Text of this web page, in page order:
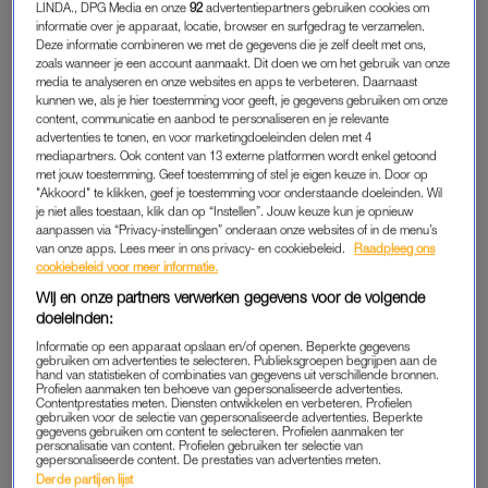
Het nieuwe seizoen vanRobbert RodenburgsOpen Kaart
weer van start gegaan en deze week isLove Island-
presentator Viktor Verhulst te gast. De Belg veroorzaakte in
2019 een ernstig auto-ongeluk, waar hij op wonderbaarlijke
wijze zonder ook maar een schram van wegliep. Nu doet hij uit
de doeken wat er echt is gebeurd.
“Ik zat achter het stuur. Was bijna thuis, maar heel moe. En ik
was de hele tijd in slaap aan het vallen. Heel raar, maar als je
in de auto in slaap valt, laat je het op een gegeven moment
ook los. Dan denk je: ik ga toch even lekker mijn ogen toe
doen. Dat is natuurlijk levensgevaarlijk als je 120 kilometer per
uur aan het rijden bent op de snelweg”, vertelt Viktor.
Als de presentator wakker schrikt, is het te laat. Voor hem
heeft zich namelijk een file gevormd. “Ik gaf een wilde ruk aan
mijn stuur, met mijn rechtervoorkant reed ik een vrachtwagen
aan. Ik ging vier keer over de kop en eindigde
ondersteboven.”
LINDA., DPG Media en onze92 advertentiepartners gebruiken cookies om
informatie over je apparaat, locatie, browser en surfgedrag te verzamelen.
Deze informatie combineren we met de gegevens die je zelf deelt met ons,
zoals wanneer je een account aanmaakt. Dit doen we om het gebruik van onze
media te analyseren en onze websites en apps te verbeteren. Daarnaast
kunnen we, als je hier toestemming voor geeft, je gegevens gebruiken om onze
content, communicatie en aanbod te personaliseren en je relevante
advertenties te tonen, en voor marketingdoeleinden delen met 4
mediapartners. Ook content van 13 externe platformen wordt enkel getoond
met jouw toestemming. Geef toestemming of stel je eigen keuze in. Door op
"Akkoord" te klikken, geef je toestemming voor onderstaande doeleinden. Wil
je niet alles toestaan, klik dan op “Instellen”. Jouw keuze kun je opnieuw
aanpassen via “Privacy-instellingen” onderaan onze websites of in de menu’s
van onze apps. Lees meer in ons privacy- en cookiebeleid.
Raadpleeg ons
cookiebeleid voor meer informatie.
Wij en onze partners verwerken gegevens voor de volgende
doeleinden:
Informatie op een apparaat opslaan en/of openen. Beperkte gegevens
gebruiken om advertenties te selecteren. Publieksgroepen begrijpen aan de
hand van statistieken of combinaties van gegevens uit verschillende bronnen.
Profielen aanmaken ten behoeve van gepersonaliseerde advertenties.
Contentprestaties meten. Diensten ontwikkelen en verbeteren. Profielen
gebruiken voor de selectie van gepersonaliseerde advertenties. Beperkte
gegevens gebruiken om content te selecteren. Profielen aanmaken ter
personalisatie van content. Profielen gebruiken ter selectie van
gepersonaliseerde content. De prestaties van advertenties meten.
Derde partijen lijst